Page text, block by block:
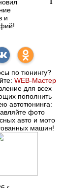
и
1
по тюнингу?
WEB-Мастер
для всех
пополнить
автотюнинга:
фото
авто и мото
машин!